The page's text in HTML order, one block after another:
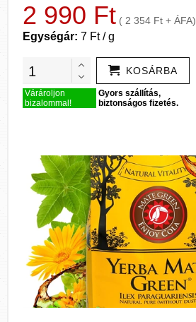
2 990 Ft ( 2 354 Ft + ÁFA)
Egységár: 7 Ft / g
KOSÁRBA
Várároljon
bizalommal!
Gyors szállítás,
biztonságos fizetés.